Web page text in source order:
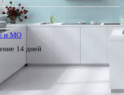
и МО
14 дней